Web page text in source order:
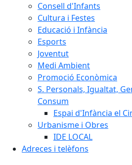
Consell d'Infants
Cultura i Festes
Educació i Infància
Esports
Joventut
Medi Ambient
Promoció Econòmica
S. Personals, Igualtat,
Consum
Espai d'Infància el
Urbanisme i Obres
IDE LOCAL
Adreces i telèfons